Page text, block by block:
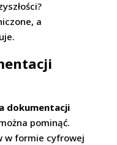
a
dokumentacji
pominąć.
w formie cyfrowej